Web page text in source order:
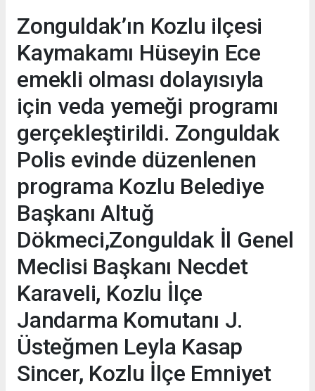
Zonguldak’ın Kozlu ilçesi
Kaymakamı Hüseyin Ece
emekli olması dolayısıyla
için veda yemeği programı
gerçekleştirildi. Zonguldak
Polis evinde düzenlenen
programa Kozlu Belediye
Başkanı Altuğ
Dökmeci,Zonguldak İl Genel
Meclisi Başkanı Necdet
Karaveli, Kozlu İlçe
Jandarma Komutanı J.
Üsteğmen Leyla Kasap
Sincer, Kozlu İlçe Emniyet